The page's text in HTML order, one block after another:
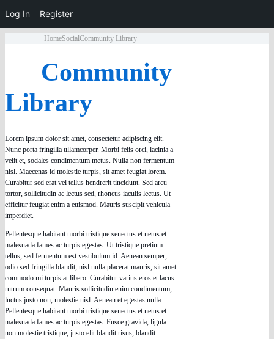
HomeSocialCommunity Library
Community
Library
Lorem ipsum dolor sit amet, consectetur adipiscing elit.
Nunc porta fringilla ullamcorper. Morbi felis orci, lacinia a
velit et, sodales condimentum metus. Nulla non fermentum
nisl. Maecenas id molestie turpis, sit amet feugiat lorem.
Curabitur sed erat vel tellus hendrerit tincidunt. Sed arcu
tortor, sollicitudin ac lectus sed, rhoncus iaculis lectus. Ut
efficitur feugiat enim a euismod. Mauris suscipit vehicula
imperdiet.
Pellentesque habitant morbi tristique senectus et netus et
malesuada fames ac turpis egestas. Ut tristique pretium
tellus, sed fermentum est vestibulum id. Aenean semper,
odio sed fringilla blandit, nisl nulla placerat mauris, sit amet
commodo mi turpis at libero. Curabitur varius eros et lacus
rutrum consequat. Mauris sollicitudin enim condimentum,
luctus justo non, molestie nisl. Aenean et egestas nulla.
Pellentesque habitant morbi tristique senectus et netus et
malesuada fames ac turpis egestas. Fusce gravida, ligula
non molestie tristique, justo elit blandit risus, blandit
Log In Register